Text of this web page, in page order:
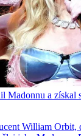
Madonnu a získal
William Orbit,